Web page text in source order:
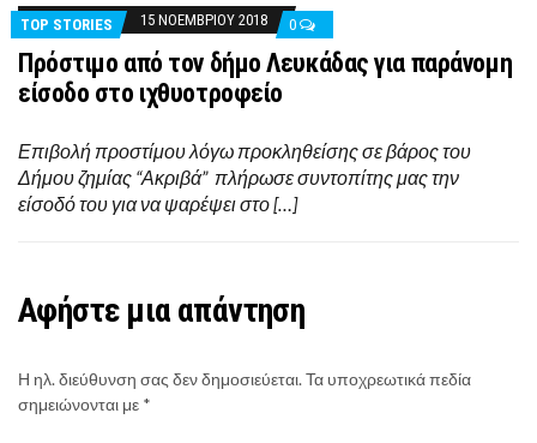
TOP STORIES 15 ΝΟΕΜΒΡΊΟΥ 2018 0
Πρόστιμο από τον δήμο Λευκάδας για παράνομη
είσοδο στο ιχθυοτροφείο
Επιβολή προστίμου λόγω προκληθείσης σε βάρος του
Δήμου ζημίας “Ακριβά” πλήρωσε συντοπίτης μας την
είσοδό του για να ψαρέψει στο […]
Αφήστε μια απάντηση
Η ηλ. διεύθυνση σας δεν δημοσιεύεται.Τα υποχρεωτικά πεδία
σημειώνονται με *